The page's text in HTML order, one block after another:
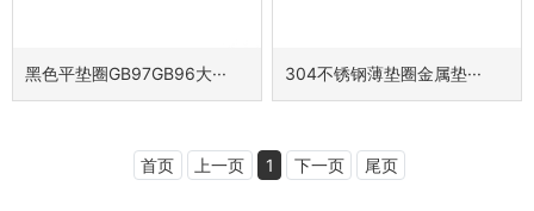
黑色平垫圈GB97GB96大··· 304不锈钢薄垫圈金属垫···
首页 上一页 1 下一页 尾页